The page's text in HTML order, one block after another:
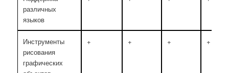
различных
языков
Инструменты
рисования
графических
+ + + +